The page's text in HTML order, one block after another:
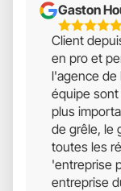
Gaston
5
Étoiles
Sur
5
Client
en pro et
l'agence de
équipe
plus
de grêle, le
toutes les
'entreprise
entreprise